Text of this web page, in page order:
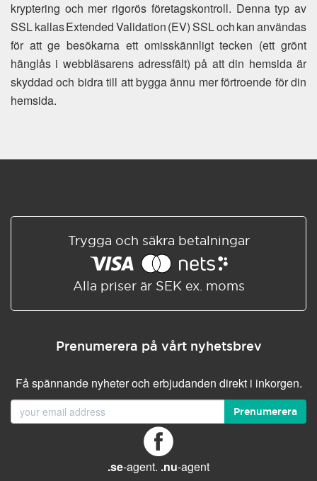
kryptering och mer rigorös företagskontroll. Denna typ av
SSL kallas Extended Validation (EV) SSL och kan användas
för att ge besökarna ett omisskännligt tecken (ett grönt
hänglås i webbläsarens adressfält) på att din hemsida är
skyddad och bidra till att bygga ännu mer förtroende för din
hemsida.
Trygga och säkra betalningar
Alla priser är SEK ex. moms
Prenumerera på vårt nyhetsbrev
Få spännande nyheter och erbjudanden direkt i inkorgen.
Prenumerera
.se-agent. .nu-agent